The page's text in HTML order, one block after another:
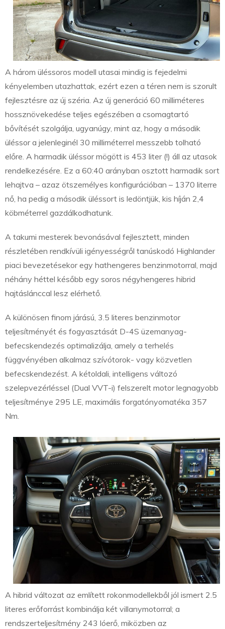
A három üléssoros modell utasai mindig is fejedelmi
kényelemben utazhattak, ezért ezen a téren nem is szorult
fejlesztésre az új széria. Az új generáció 60 milliméteres
hossznövekedése teljes egészében a csomagtartó
bővítését szolgálja, ugyanúgy, mint az, hogy a második
üléssor a jelenleginél 30 milliméterrel messzebb tolható
előre. A harmadik üléssor mögött is 453 liter (!) áll az utasok
rendelkezésére. Ez a 60:40 arányban osztott harmadik sort
lehajtva – azaz ötszemélyes konfigurációban – 1370 literre
nő, ha pedig a második üléssort is ledöntjük, kis híján 2,4
köbméterrel gazdálkodhatunk.
A takumi mesterek bevonásával fejlesztett, minden
részletében rendkívüli igényességről tanúskodó Highlander
piaci bevezetésekor egy hathengeres benzinmotorral, majd
néhány héttel később egy soros négyhengeres hibrid
hajtáslánccal lesz elérhető.
A különösen finom járású, 3.5 literes benzinmotor
teljesítményét és fogyasztását D-4S üzemanyag-
befecskendezés optimalizálja, amely a terhelés
függvényében alkalmaz szívótorok- vagy közvetlen
befecskendezést. A kétoldali, intelligens változó
szelepvezérléssel (Dual VVT-i) felszerelt motor legnagyobb
teljesítménye 295 LE, maximális forgatónyomatéka 357
Nm.
A hibrid változat az említett rokonmodellekből jól ismert 2.5
literes erőforrást kombinálja két villanymotorral; a
rendszerteljesítmény 243 lóerő, miközben az